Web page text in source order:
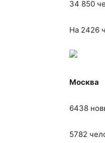
34 850
На 2426
Москва
6438
5782